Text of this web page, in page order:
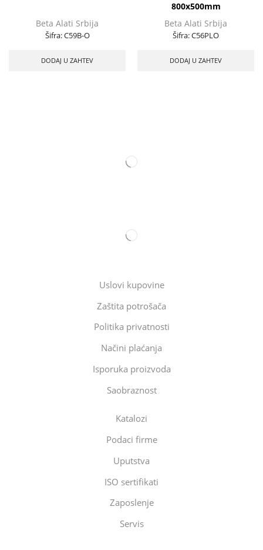
Beta Alati Srbija
Šifra:C59B-O
DODAJ U ZAHTEV
800x500mm
Beta Alati Srbija
Šifra:C56PLO
DODAJ U ZAHTEV
Uslovi kupovine
Zaštita potrošača
Politika privatnosti
Načini plaćanja
Isporuka proizvoda
Saobraznost
Katalozi
Podaci firme
Uputstva
ISO sertifikati
Zaposlenje
Servis